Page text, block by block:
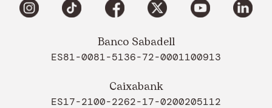
Banco Sabadell
ES81-0081-5136-72-0001100913
Caixabank
ES17-2100-2262-17-0200205112